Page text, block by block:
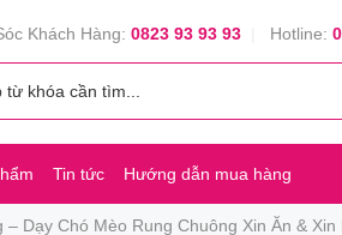
Khách Hàng: 0823 93 93 93| Hotline:
Tin tức Hướng dẫn mua hàng
Dạy Chó Mèo Rung Chuông Xin Ăn & Xin